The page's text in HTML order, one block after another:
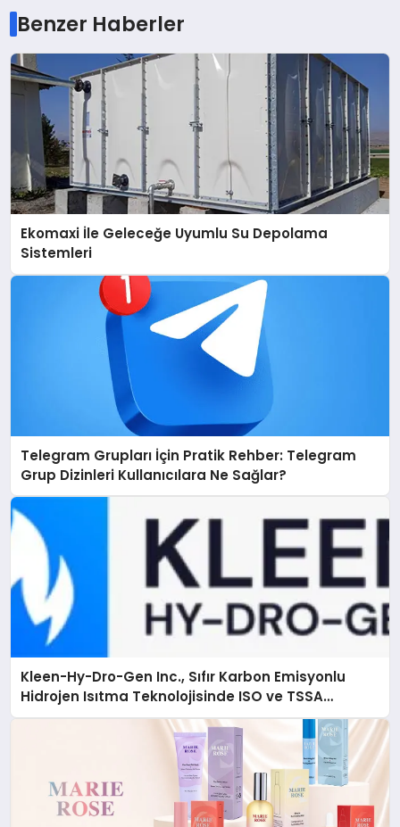
Benzer Haberler
Ekomaxi İle Geleceğe Uyumlu Su Depolama
Sistemleri
Telegram Grupları İçin Pratik Rehber: Telegram
Grup Dizinleri Kullanıcılara Ne Sağlar?
Kleen-Hy-Dro-Gen Inc., Sıfır Karbon Emisyonlu
Hidrojen Isıtma Teknolojisinde ISO ve TSSA
Düzenleyici Onaylarını Aldı